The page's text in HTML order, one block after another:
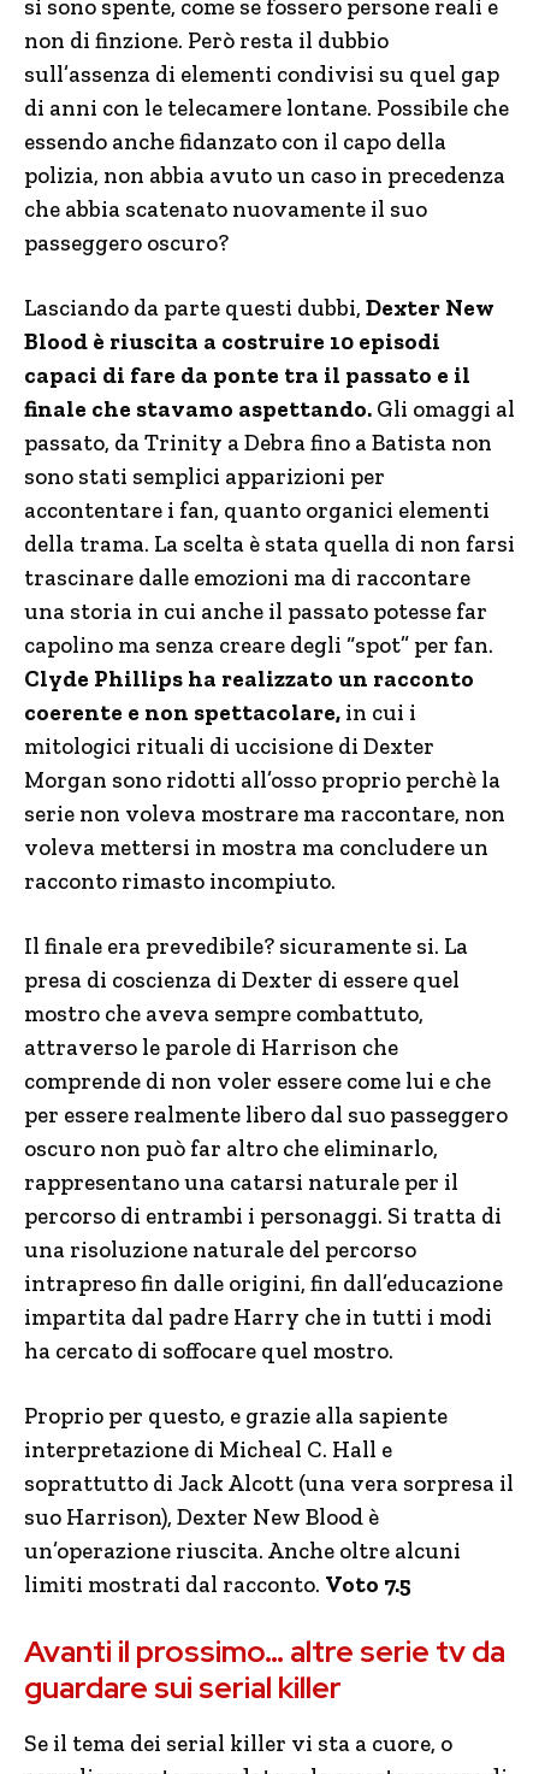
si sono spente, come se fossero persone reali e
non di finzione. Però resta il dubbio
sull’assenza di elementi condivisi su quel gap
di anni con le telecamere lontane. Possibile che
essendo anche fidanzato con il capo della
polizia, non abbia avuto un caso in precedenza
che abbia scatenato nuovamente il suo
passeggero oscuro?
Lasciando da parte questi dubbi, Dexter New
Blood è riuscita a costruire 10 episodi
capaci di fare da ponte tra il passato e il
finale che stavamo aspettando. Gli omaggi al
passato, da Trinity a Debra fino a Batista non
sono stati semplici apparizioni per
accontentare i fan, quanto organici elementi
della trama. La scelta è stata quella di non farsi
trascinare dalle emozioni ma di raccontare
una storia in cui anche il passato potesse far
capolino ma senza creare degli “spot” per fan.
Clyde Phillips ha realizzato un racconto
coerente e non spettacolare, in cui i
mitologici rituali di uccisione di Dexter
Morgan sono ridotti all’osso proprio perchè la
serie non voleva mostrare ma raccontare, non
voleva mettersi in mostra ma concludere un
racconto rimasto incompiuto.
Il finale era prevedibile? sicuramente si. La
presa di coscienza di Dexter di essere quel
mostro che aveva sempre combattuto,
attraverso le parole di Harrison che
comprende di non voler essere come lui e che
per essere realmente libero dal suo passeggero
oscuro non può far altro che eliminarlo,
rappresentano una catarsi naturale per il
percorso di entrambi i personaggi. Si tratta di
una risoluzione naturale del percorso
intrapreso fin dalle origini, fin dall’educazione
impartita dal padre Harry che in tutti i modi
ha cercato di soffocare quel mostro.
Proprio per questo, e grazie alla sapiente
interpretazione di Micheal C. Hall e
soprattutto di Jack Alcott (una vera sorpresa il
suo Harrison), Dexter New Blood è
un’operazione riuscita. Anche oltre alcuni
limiti mostrati dal racconto. Voto 7.5
Avanti il prossimo… altre serie tv da
guardare sui serial killer
Se il tema dei serial killer vi sta a cuore, o